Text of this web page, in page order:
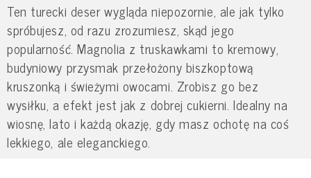
Ten turecki deser wygląda niepozornie, ale jak tylko
spróbujesz, od razu zrozumiesz, skąd jego
popularność. Magnolia z truskawkami to kremowy,
budyniowy przysmak przełożony biszkoptową
kruszonką i świeżymi owocami. Zrobisz go bez
wysiłku, a efekt jest jak z dobrej cukierni. Idealny na
wiosnę, lato i każdą okazję, gdy masz ochotę na coś
lekkiego, ale eleganckiego.